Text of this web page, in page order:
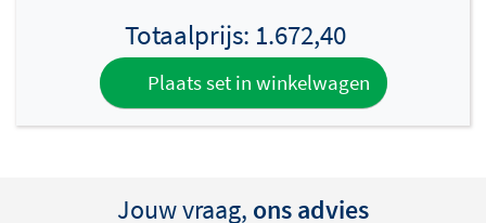
Totaalprijs: 1.672,40
Plaats set in winkelwagen
Jouw vraag, ons advies